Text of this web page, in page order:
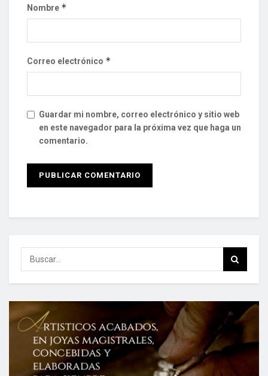
Nombre *
Correo electrónico *
Guardar mi nombre, correo electrónico y sitio web
en este navegador para la próxima vez que haga un
comentario.